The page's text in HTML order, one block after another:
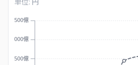
2500億
3000億
3500億